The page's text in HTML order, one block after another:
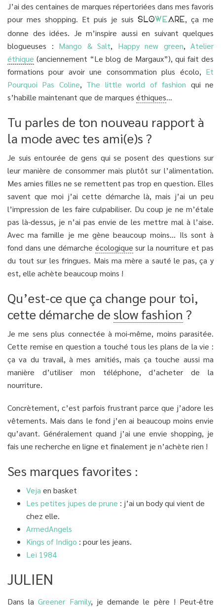
J’ai des centaines de marques répertoriées dans mes favoris
pour mes shopping. Et puis je suis SLOWEARE, ça me
donne des idées. Je m’inspire aussi en suivant quelques
blogueuses : Mango & Salt, Happy new green, Atelier
éthique (anciennement “Le blog de Margaux”), qui fait des
formations pour avoir une consommation plus écolo, Et
Pourquoi Pas Coline, The little world of fashion qui ne
s’habille maintenant que de marques éthiques…
Tu parles de ton nouveau rapport à
la mode avec tes ami(e)s ?
Je suis entourée de gens qui se posent des questions sur
leur manière de consommer mais plutôt sur l’alimentation.
Mes amies filles ne se remettent pas trop en question. Elles
savent que moi j’ai cette démarche là, mais j’ai un peu
l’impression de les faire culpabiliser. Du coup je ne m’étale
pas là-dessus, je n’ai pas envie de les mettre mal à l’aise.
Avec ma famille je me gène beaucoup moins… Ils sont à
fond dans une démarche écologique sur la nourriture et pas
du tout sur les fringues. Mais ma mère a sauté le pas, ça y
est, elle achète beaucoup moins !
Qu’est-ce que ça change pour toi,
cette démarche de slow fashion ?
Je me sens plus connectée à moi-même, moins parasitée.
Cette remise en question a touché tous les plans de la vie :
ça va du travail, à mes amitiés, mais ça touche aussi ma
manière d’utiliser mon téléphone, d’acheter de la
nourriture.
Concrètement, c’est parfois frustrant parce que j’adore les
vêtements. Mais dans le fond j’en ai beaucoup moins envie
qu’avant. Généralement quand j’ai une envie shopping, je
fais une recherche en ligne et finalement je n’achète rien !
Ses marques favorites :
Veja en basket
Les petites jupes de prune : j’ai un body qui vient de
chez elle.
ArmedAngels
Kings of Indigo : pour les jeans.
Leï 1984
JULIEN
Dans laGreener Family, je demande le père ! Peut-être